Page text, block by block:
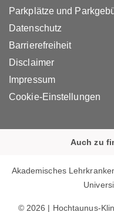
Parkplätze und
Datenschutz
Barrierefreiheit
Disclaimer
Impressum
Cookie-Einstellungen
Auch zu
Akademisches
© 2026 | Hochtaunus-